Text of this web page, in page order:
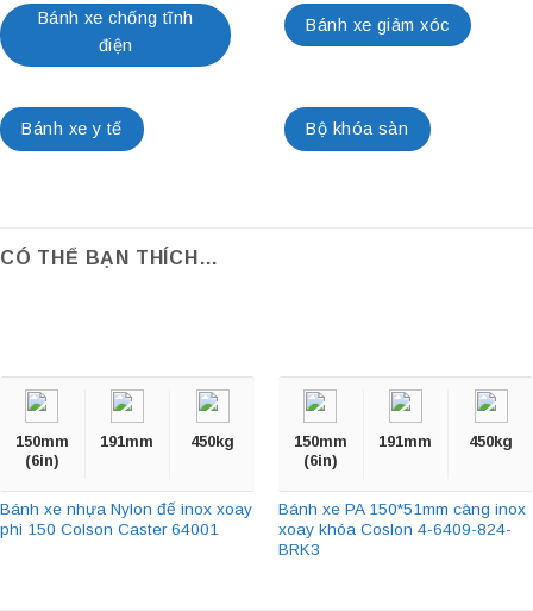
Bánh xe chống tĩnh
điện
Bánh xe giảm xóc
Bánh xe y tế Bộ khóa sàn
CÓ THỂ BẠN THÍCH…
150mm
(6in)
191mm 450kg
Bánh xe nhựa Nylon đế inox xoay
phi 150 Colson Caster 64001
150mm
(6in)
191mm 450kg
Bánh xe PA 150*51mm càng inox
xoay khóa Coslon 4-6409-824-
BRK3